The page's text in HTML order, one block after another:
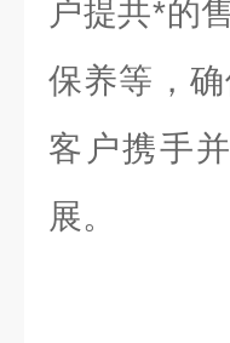
户提共*的
保养等，
客户携手
展。